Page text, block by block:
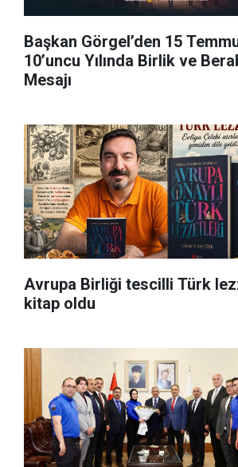
Başkan Görgel’den 15
10’uncu Yılında Birlik ve
Mesajı
Avrupa Birliği tescilli Türk
kitap oldu